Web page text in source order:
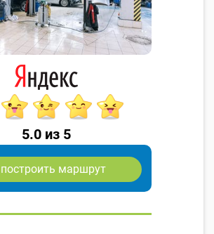
5.0 из 5
построить маршрут